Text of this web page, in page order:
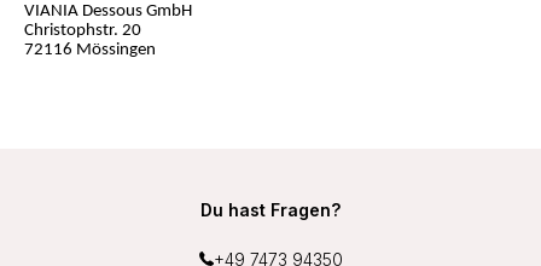
VIANIA Dessous GmbH
Christophstr. 20
72116 Mössingen
Du hast Fragen?
+49 7473 94350